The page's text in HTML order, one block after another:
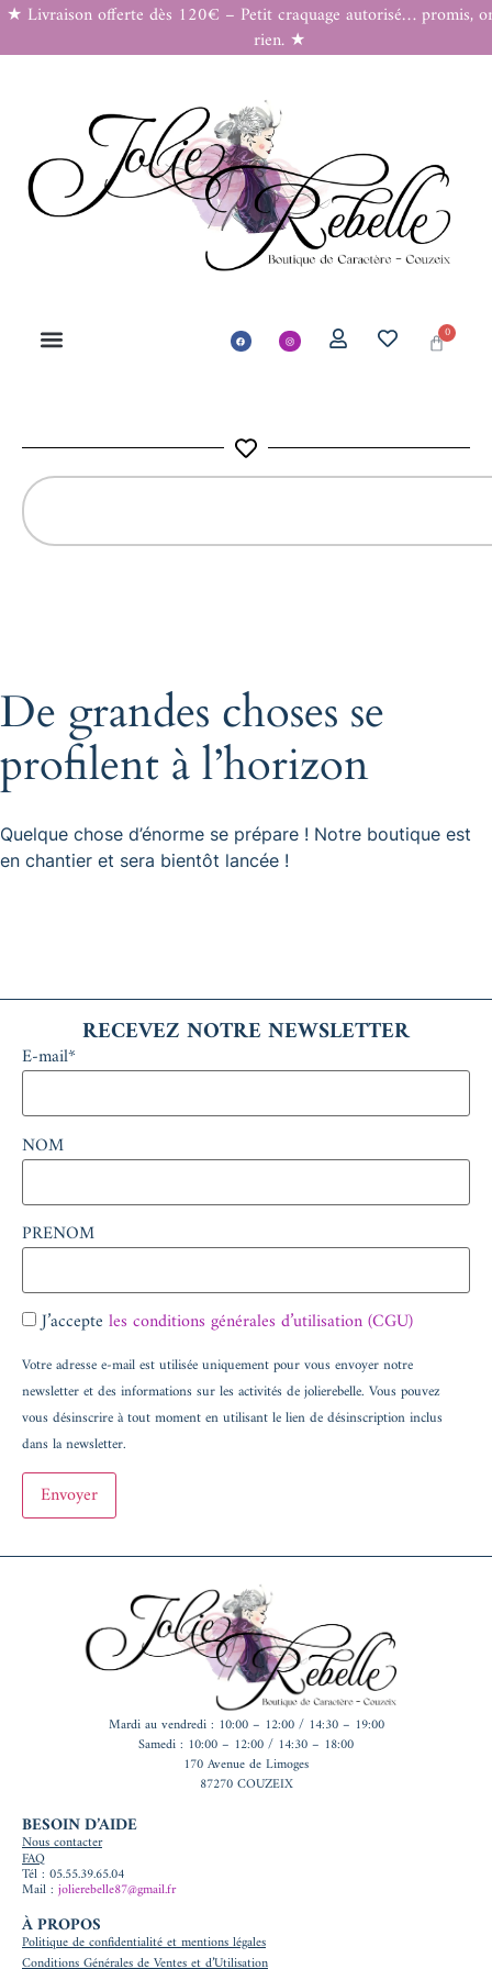
★ Livraison offerte dès 120€ – Petit craquage autorisé… promis,
rien. ★
0
De grandes choses se
profilent à l’horizon
Quelque chose d’énorme se prépare ! Notre boutique est
en chantier et sera bientôt lancée !
RECEVEZ NOTRE NEWSLETTER
E-mail*
NOM
PRENOM
J’accepte les conditions générales d’utilisation (CGU)
Votre adresse e‑mail est utilisée uniquement pour vous envoyer notre
newsletter et des informations sur les activités de jolierebelle. Vous pouvez
vous désinscrire à tout moment en utilisant le lien de désinscription inclus
dans la newsletter.
Mardi au vendredi : 10:00 – 12:00 / 14:30 – 19:00
Samedi : 10:00 – 12:00 / 14:30 – 18:00
170 Avenue de Limoges
87270 COUZEIX
BESOIN D’AIDE
Nous contacter
FAQ
Tél : 05.55.39.65.04
Mail : jolierebelle87@gmail.fr
À PROPOS
Politique de confidentialité et mentions légales
Conditions Générales de Ventes et d’Utilisation